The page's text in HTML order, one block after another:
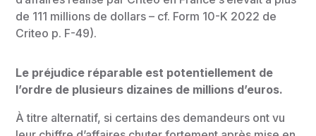
de 111 millions de dollars – cf. Form 10-K 2022 de
Criteo p. F-49).
Le préjudice réparable est potentiellement de
l’ordre de plusieurs dizaines de millions d’euros.
À titre alternatif, si certains des demandeurs ont vu